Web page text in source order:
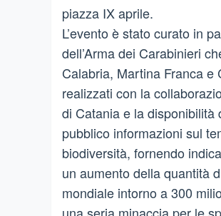
piazza IX aprile.
L’evento è stato curato in
dell’Arma dei Carabinieri
Calabria, Martina Franca e
realizzati con la
di Catania e la disponibilità
pubblico informazioni sul
biodiversità, fornendo
un aumento della quantità
mondiale intorno a 300